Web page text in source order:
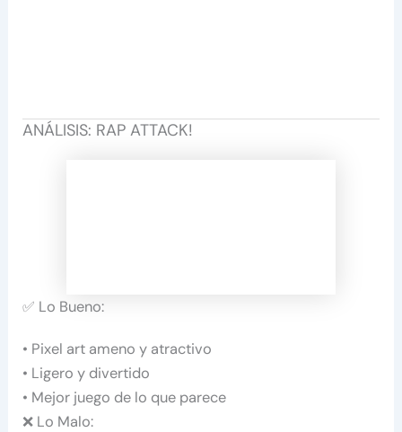
ANÁLISIS: RAP ATTACK!
✅ Lo Bueno:
• Pixel art ameno y atractivo
• Ligero y divertido
• Mejor juego de lo que parece
❌ Lo Malo: